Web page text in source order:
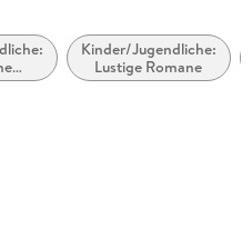
Kinder/Jugendliche:
Lustige Romane